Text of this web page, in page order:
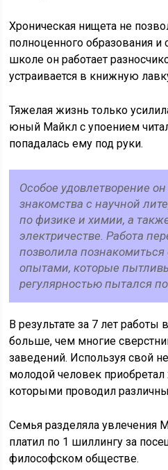
Хроническая нищета не
полноценного образования и
школе он работает
устраивается в книжную
Тяжелая жизнь только
юный Майкл с упоением
попадалась ему под руки.
Особое удовлетворение
знакомства с научной
по физике и химии, а
электричестве. Работа
позволила
опытами, которые
регулярностью пытался
В результате за 7 лет
больше, чем многие
заведений. Используя свой
молодой человек
которыми проводил
Семья разделяла увлечения
платил по 1 шиллингу за
философском обществе.